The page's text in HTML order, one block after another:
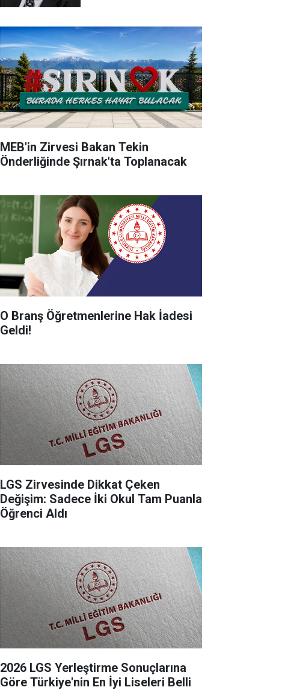
MEB'in Zirvesi Bakan Tekin
Önderliğinde Şırnak'ta Toplanacak
O Branş Öğretmenlerine Hak İadesi
Geldi!
LGS Zirvesinde Dikkat Çeken
Değişim: Sadece İki Okul Tam Puanla
Öğrenci Aldı
2026 LGS Yerleştirme Sonuçlarına
Göre Türkiye'nin En İyi Liseleri Belli